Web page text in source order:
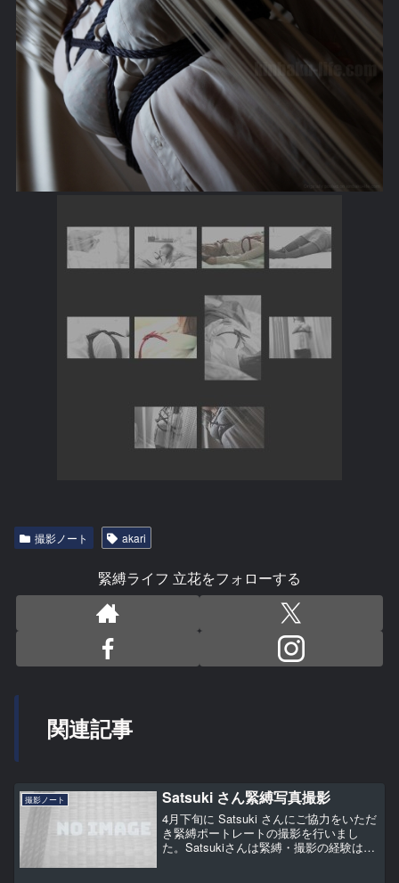
撮影ノート akari
緊縛ライフ 立花をフォローする
関連記事
撮影ノート Satsuki さん緊縛写真撮影
4月下旬に Satsuki さんにご協力をいただ
き緊縛ポートレートの撮影を行いまし
た。Satsukiさんは緊縛・撮影の経験は数